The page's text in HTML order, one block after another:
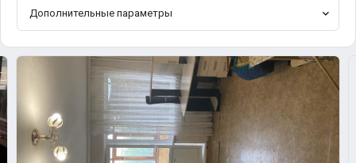
Дополнительные параметры